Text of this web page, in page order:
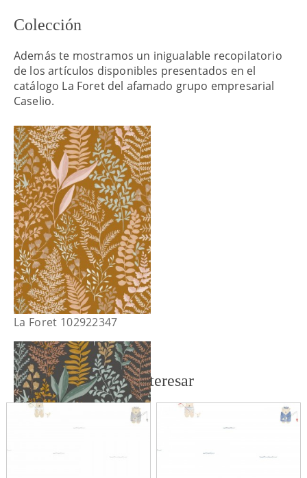
Colección
Además te mostramos un inigualable recopilatorio
de los artículos disponibles presentados en el
catálogo La Foret del afamado grupo empresarial
Caselio.
La Foret 102922347
También te puede interesar